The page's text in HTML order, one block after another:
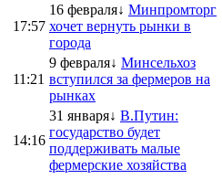
17:57
16 февраля↓ Минпромторг
хочет вернуть рынки в
города
11:21
9 февраля↓ Минсельхоз
вступился за фермеров на
рынках
14:16
31 января↓ В.Путин:
государство будет
поддерживать малые
фермерские хозяйства